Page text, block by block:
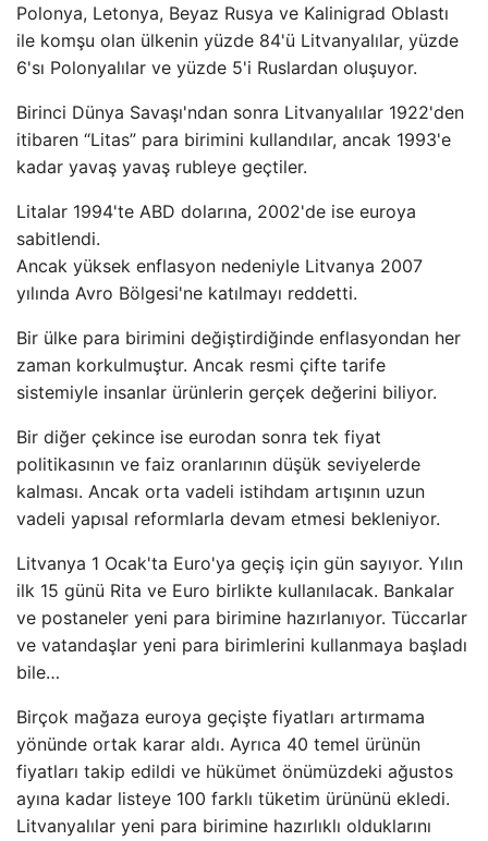
Polonya, Letonya, Beyaz Rusya ve Kalinigrad Oblastı
ile komşu olan ülkenin yüzde 84'ü Litvanyalılar, yüzde
6'sı Polonyalılar ve yüzde 5'i Ruslardan oluşuyor.
Birinci Dünya Savaşı'ndan sonra Litvanyalılar 1922'den
itibaren “Litas” para birimini kullandılar, ancak 1993'e
kadar yavaş yavaş rubleye geçtiler.
Litalar 1994'te ABD dolarına, 2002'de ise euroya
sabitlendi.
Ancak yüksek enflasyon nedeniyle Litvanya 2007
yılında Avro Bölgesi'ne katılmayı reddetti.
Bir ülke para birimini değiştirdiğinde enflasyondan her
zaman korkulmuştur. Ancak resmi çifte tarife
sistemiyle insanlar ürünlerin gerçek değerini biliyor.
Bir diğer çekince ise eurodan sonra tek fiyat
politikasının ve faiz oranlarının düşük seviyelerde
kalması. Ancak orta vadeli istihdam artışının uzun
vadeli yapısal reformlarla devam etmesi bekleniyor.
Litvanya 1 Ocak'ta Euro'ya geçiş için gün sayıyor. Yılın
ilk 15 günü Rita ve Euro birlikte kullanılacak. Bankalar
ve postaneler yeni para birimine hazırlanıyor. Tüccarlar
ve vatandaşlar yeni para birimlerini kullanmaya başladı
bile…
Birçok mağaza euroya geçişte fiyatları artırmama
yönünde ortak karar aldı. Ayrıca 40 temel ürünün
fiyatları takip edildi ve hükümet önümüzdeki ağustos
ayına kadar listeye 100 farklı tüketim ürününü ekledi.
Litvanyalılar yeni para birimine hazırlıklı olduklarını